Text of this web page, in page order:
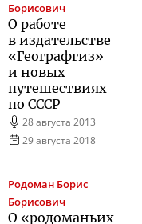
Борисович
О работе
в издательстве
«Географгиз»
и новых
путешествиях
по СССР
28 августа 2013
29 августа 2018
Родоман Борис
Борисович
О «родоманьих